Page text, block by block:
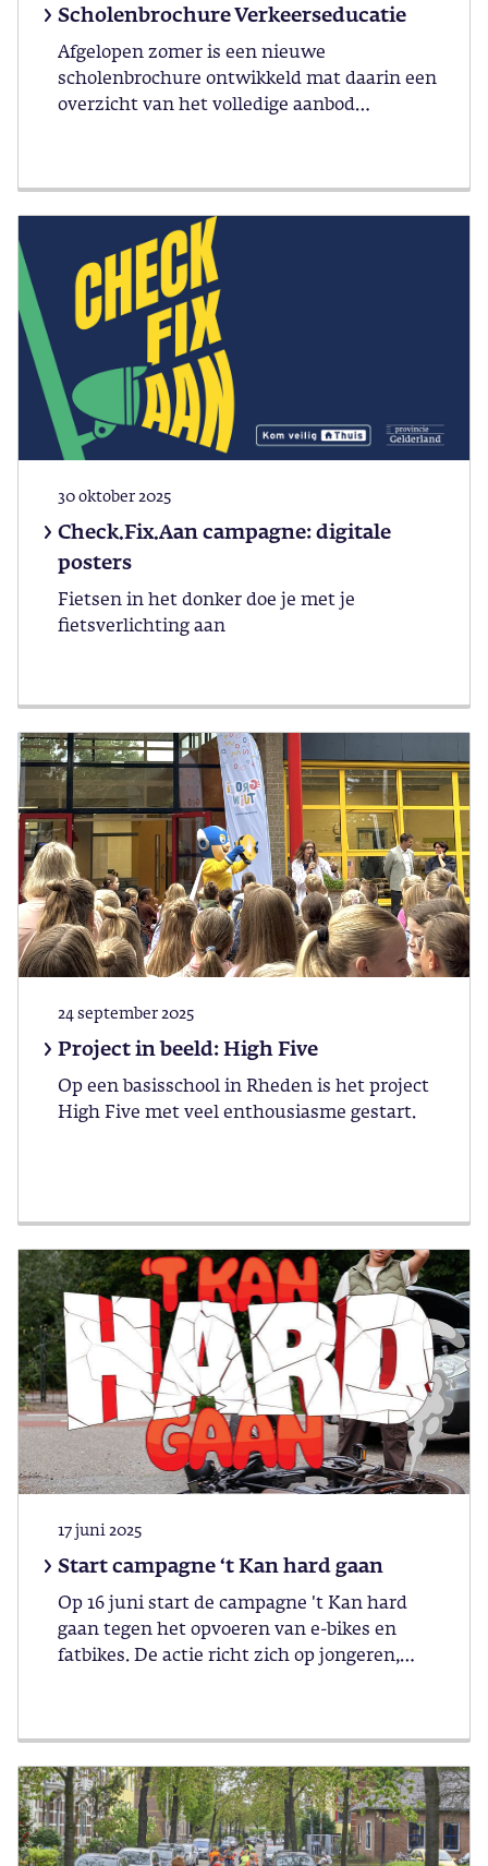
Scholenbrochure Verkeerseducatie
Afgelopen zomer is een nieuwe
scholenbrochure ontwikkeld mat daarin een
overzicht van het volledige aanbod
Check.Fix.Aan campagne: digitale
posters
30 oktober 2025
Fietsen in het donker doe je met je
fietsverlichting aan
Project in beeld: High Five
24 september 2025
Op een basisschool in Rheden is het project
High Five met veel enthousiasme gestart.
Start campagne ‘t Kan hard gaan
17 juni 2025
Op 16 juni start de campagne 't Kan hard
gaan tegen het opvoeren van e-bikes en
fatbikes. De actie richt zich op jongeren,